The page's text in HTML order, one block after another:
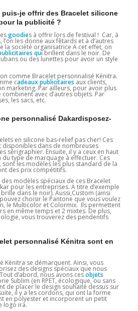
je offrir des Bracelet silicone
la publicité ?
goodies à offrir lors de festival ! Car, à
les donne aux fêtards et à d’autres
la société organisatrice A cet effet, on
quibrillent dans le noir. De
ou des lunettes pour avoir un style
comme Bracelet personnalisé Kénitra.
cadeaux publicitaires aux clients,
marketing. Par ailleurs, pour avoir plus
combinent avec d’autres objets. Par
les sacs, etc.
personnalisé Dakardisposez-
en silicone bas-relief pas cher! Ces
dans de nombreuses
sérigraphier. Ensuite, il y a ceux en haut
type de marquage à effectuer. Ces
sont les modèles les plus standard de la
des prix compétitifs.
des modèles spéciaux de ces Bracelet
pour les entreprises. A titre d’exemple
dans le noir). Aussi,Custom (ainsi
choisir le Pantone que vous voulez
le Multicolor et Colormix. Ils permettent
en même temps et 2 mixtes. De plus,
vous trouverez des pendentifs
personnalisé Kénitra sont en
Kénitra se démarquent. Ainsi, vous
des designs spéciaux que nous
d’abord, nous avons cesobjets
Sublim (en RPET, écologique, ou sans
de placer le design souhaité dessus sur
il y a les cordons, qui ont la forme
en polyester et incorporent un petit
logo ira.